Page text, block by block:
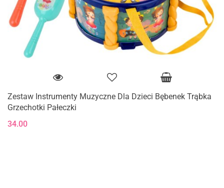
Zestaw Instrumenty Muzyczne Dla Dzieci Bębenek Trąbka
Grzechotki Pałeczki
34.00